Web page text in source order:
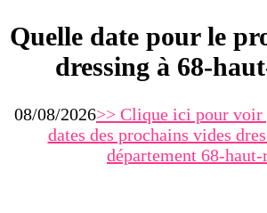
Quelle date pour le
dressing à 68-
08/08/2026>> Clique ici pour voir
dates des prochains vides
département 68-